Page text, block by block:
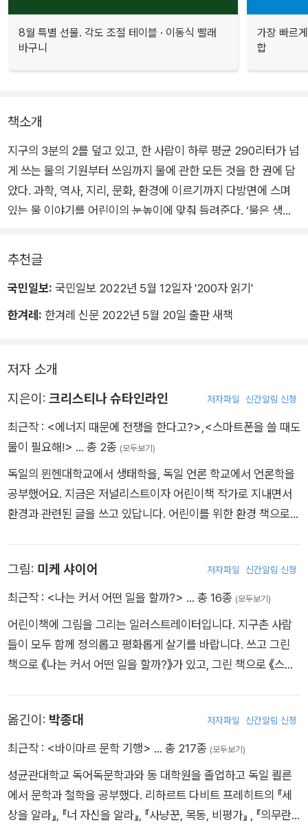
8월 특별 선물. 각도 조절 테이블 · 이동식 빨래
바구니
가장 빠르
합
책소개
지구의 3분의 2를 덮고 있고, 한 사람이 하루 평균 290리터가 넘
게 쓰는 물의 기원부터 쓰임까지 물에 관한 모든 것을 한 권에 담
았다. 과학, 역사, 지리, 문화, 환경에 이르기까지 다방면에 스며
있는 물 이야기를 어린이의 눈높이에 맞춰 들려준다. ‘물은 생
넓게 더 깊이 들여다보고, 그 소중함에 대해 다시 생각하게 하는
책이다.
추천글
국민일보: 국민일보 2022년 5월 12일자 '200자 읽기'
한겨레: 한겨레 신문 2022년 5월 20일 출판 새책
저자 소개
지은이: 크리스티나 슈타인라인 저자파일 신간알림 신청
최근작 : <에너지 때문에 전쟁을 한다고?> <스마트폰을 쓸 때도
물이 필요해!> … 총 2종 (모두보기)
독일의 뮌헨대학교에서 생태학을, 독일 언론 학교에서 언론학을
공부했어요. 지금은 저널리스트이자 어린이책 작가로 지내면서
환경과 관련된 글을 쓰고 있답니다. 어린이를 위한 환경 책으로
그림: 미케 샤이어 저자파일 신간알림 신청
최근작 : <나는 커서 어떤 일을 할까?> … 총 16종 (모두보기)
어린이책에 그림을 그리는 일러스트레이터입니다. 지구촌 사람
들이 모두 함께 정의롭고 평화롭게 살기를 바랍니다. 쓰고 그린
책으로 《나는 커서 어떤 일을 할까?》가 있고, 그린 책으로 《스마
옮긴이: 박종대 저자파일 신간알림 신청
최근작 : <바이마르 문학 기행> … 총 217종 (모두보기)
성균관대학교 독어독문학과와 동 대학원을 졸업하고 독일 쾰른
에서 문학과 철학을 공부했다. 리하르트 다비트 프레히트의 『세
상을 알라』, 『너 자신을 알라』, 『사냥꾼, 목동, 비평가』 , 『의무란